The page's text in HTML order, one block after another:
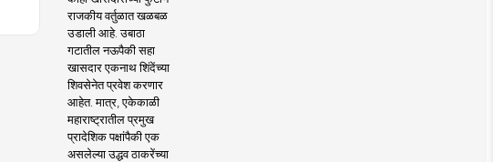
राजकीय वर्तुळात खळबळ
उडाली आहे. उबाठा
गटातील नऊपैकी सहा
खासदार एकनाथ शिंदेंच्या
शिवसेनेत प्रवेश करणार
आहेत. मात्र, एकेकाळी
महाराष्ट्रातील प्रमुख
प्रादेशिक पक्षांपैकी एक
असलेल्या उद्धव ठाकरेंच्या